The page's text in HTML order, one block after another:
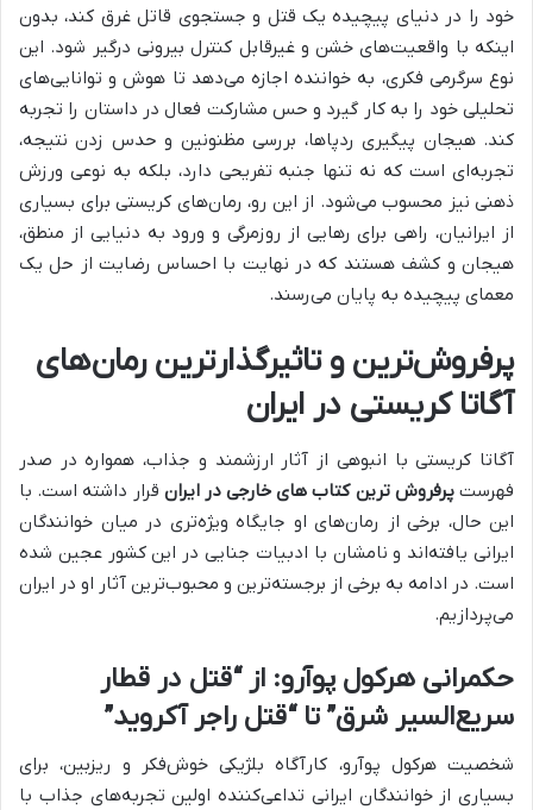
خود را در دنیای پیچیده یک قتل و جستجوی قاتل غرق کند، بدون
اینکه با واقعیت‌های خشن و غیرقابل کنترل بیرونی درگیر شود. این
نوع سرگرمی فکری، به خواننده اجازه می‌دهد تا هوش و توانایی‌های
تحلیلی خود را به کار گیرد و حس مشارکت فعال در داستان را تجربه
کند. هیجان پیگیری ردپاها، بررسی مظنونین و حدس زدن نتیجه،
تجربه‌ای است که نه تنها جنبه تفریحی دارد، بلکه به نوعی ورزش
ذهنی نیز محسوب می‌شود. از این رو، رمان‌های کریستی برای بسیاری
از ایرانیان، راهی برای رهایی از روزمرگی و ورود به دنیایی از منطق،
هیجان و کشف هستند که در نهایت با احساس رضایت از حل یک
معمای پیچیده به پایان می‌رسند.
پرفروش‌ترین و تاثیرگذارترین رمان‌های
آگاتا کریستی در ایران
آگاتا کریستی با انبوهی از آثار ارزشمند و جذاب، همواره در صدر
فهرستپرفروش ترین کتاب های خارجی در ایران قرار داشته است. با
این حال، برخی از رمان‌های او جایگاه ویژه‌تری در میان خوانندگان
ایرانی یافته‌اند و نامشان با ادبیات جنایی در این کشور عجین شده
است. در ادامه به برخی از برجسته‌ترین و محبوب‌ترین آثار او در ایران
می‌پردازیم.
حکمرانی هرکول پوآرو: از “قتل در قطار
سریع‌السیر شرق” تا “قتل راجر آکروید”
شخصیت هرکول پوآرو، کارآگاه بلژیکی خوش‌فکر و ریزبین، برای
بسیاری از خوانندگان ایرانی تداعی‌کننده اولین تجربه‌های جذاب با